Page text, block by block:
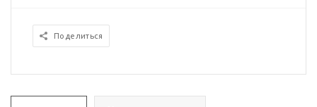
Поделиться